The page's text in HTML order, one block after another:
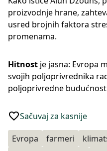
proizvodnje hrane,
usred brojnih faktora
promenama.
Hitnost je jasna: Evropa
svojih poljoprivrednika
poljoprivredne
Sačuvaj za kasnije
Evropa farmeri